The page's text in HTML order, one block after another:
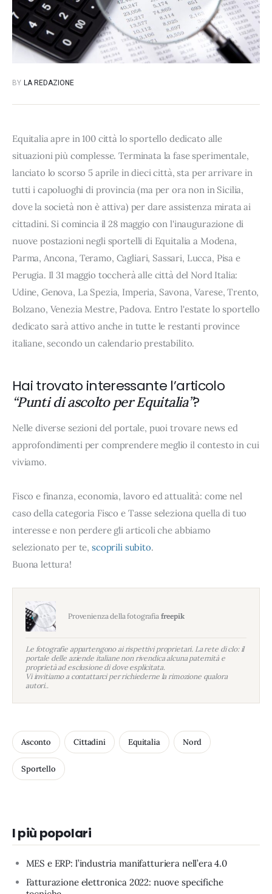
BY LA REDAZIONE
Equitalia apre in 100 città lo sportello dedicato alle
situazioni più complesse. Terminata la fase sperimentale,
lanciato lo scorso 5 aprile in dieci città, sta per arrivare in
tutti i capoluoghi di provincia (ma per ora non in Sicilia,
dove la società non è attiva) per dare assistenza mirata ai
cittadini. Si comincia il 28 maggio con l'inaugurazione di
nuove postazioni negli sportelli di Equitalia a Modena,
Parma, Ancona, Teramo, Cagliari, Sassari, Lucca, Pisa e
Perugia. Il 31 maggio toccherà alle città del Nord Italia:
Udine, Genova, La Spezia, Imperia, Savona, Varese, Trento,
Bolzano, Venezia Mestre, Padova. Entro l'estate lo sportello
dedicato sarà attivo anche in tutte le restanti province
italiane, secondo un calendario prestabilito.
Hai trovato interessante l’articolo
“Punti di ascolto per Equitalia”?
Nelle diverse sezioni del portale, puoi trovare news ed
approfondimenti per comprendere meglio il contesto in cui
viviamo.
Fisco e finanza, economia, lavoro ed attualità: come nel
caso della categoria Fisco e Tasse seleziona quella di tuo
interesse e non perdere gli articoli che abbiamo
selezionato per te, scoprili subito.
Buona lettura!
Provenienza della fotografia freepik
Le fotografie appartengono ai rispettivi proprietari. La rete di clo: il
portale delle aziende italiane non rivendica alcuna paternità e
proprietà ad esclusione di dove esplicitata.
Vi invitiamo a contattarci per richiederne la rimozione qualora
autori..
Asconto Cittadini Equitalia Nord
Sportello
I più popolari
MES e ERP: l’industria manifatturiera nell’era 4.0
Fatturazione elettronica 2022: nuove specifiche